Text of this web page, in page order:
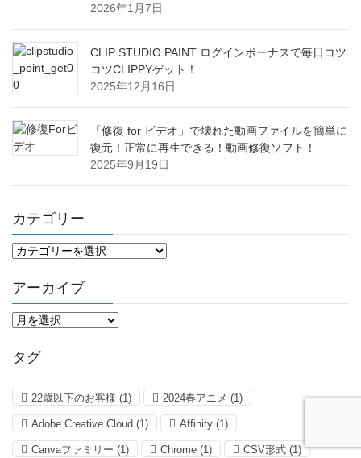
2026年1月7日
CLIP STUDIO PAINT ログインボーナスで毎日コツ
コツCLIPPYゲット！
2025年12月16日
「修復 for ビデオ」で壊れた動画ファイルを簡単に
復元！正常に再生できる！動画修復ソフト！
2025年9月19日
カテゴリー
カ
テ
リ
ー
アーカイブ
ア
ー
イ
タグ
22歳以下のお客様 (1) 2024春アニメ (1)
Adobe Creative Cloud (1) Affinity (1)
Canvaファミリー (1) Chrome (1) CSV形式 (1)